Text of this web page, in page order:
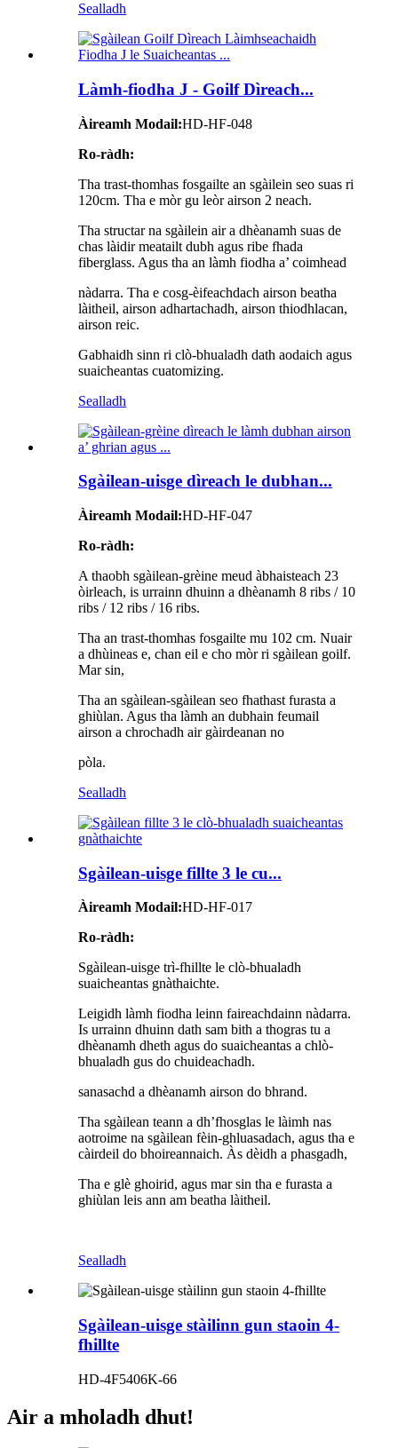
Sealladh
Làmh-fiodha J - Goilf Dìreach...
Àireamh Modail:HD-HF-048
Ro-ràdh:
Tha trast-thomhas fosgailte an sgàilein seo suas ri
120cm. Tha e mòr gu leòr airson 2 neach.
Tha structar na sgàilein air a dhèanamh suas de
chas làidir meatailt dubh agus ribe fhada
fiberglass. Agus tha an làmh fiodha a’ coimhead
nàdarra. Tha e cosg-èifeachdach airson beatha
làitheil, airson adhartachadh, airson thiodhlacan,
airson reic.
Gabhaidh sinn ri clò-bhualadh dath aodaich agus
suaicheantas cuatomizing.
Sealladh
Sgàilean-uisge dìreach le dubhan...
Àireamh Modail:HD-HF-047
Ro-ràdh:
A thaobh sgàilean-grèine meud àbhaisteach 23
òirleach, is urrainn dhuinn a dhèanamh 8 ribs / 10
ribs / 12 ribs / 16 ribs.
Tha an trast-thomhas fosgailte mu 102 cm. Nuair
a dhùineas e, chan eil e cho mòr ri sgàilean goilf.
Mar sin,
Tha an sgàilean-sgàilean seo fhathast furasta a
ghiùlan. Agus tha làmh an dubhain feumail
airson a chrochadh air gàirdeanan no
pòla.
Sealladh
Sgàilean-uisge fillte 3 le cu...
Àireamh Modail:HD-HF-017
Ro-ràdh:
Sgàilean-uisge trì-fhillte le clò-bhualadh
suaicheantas gnàthaichte.
Leigidh làmh fiodha leinn faireachdainn nàdarra.
Is urrainn dhuinn dath sam bith a thogras tu a
dhèanamh dheth agus do suaicheantas a chlò-
bhualadh gus do chuideachadh.
sanasachd a dhèanamh airson do bhrand.
Tha sgàilean teann a dh’fhosglas le làimh nas
aotroime na sgàilean fèin-ghluasadach, agus tha e
càirdeil do bhoireannaich. Às dèidh a phasgadh,
Tha e glè ghoirid, agus mar sin tha e furasta a
ghiùlan leis ann am beatha làitheil.
Sealladh
Sgàilean-uisge stàilinn gun staoin 4-
fhillte
HD-4F5406K-66
Air a mholadh dhut!